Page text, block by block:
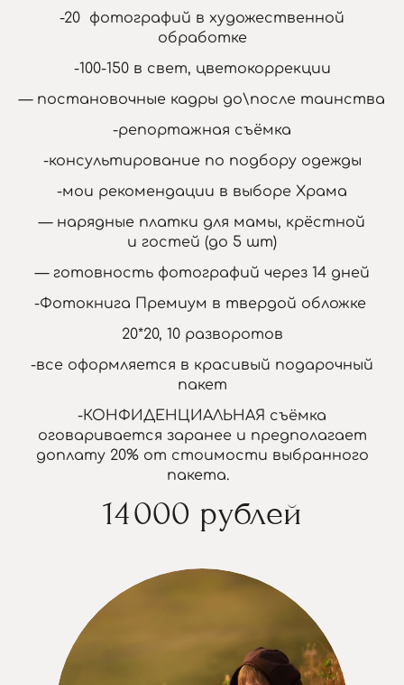
-20 фотографий в художественной
обработке
-100-150 в свет, цветокоррекции
— постановочные кадры до\после таинства
-репортажная съёмка
-консультирование по подбору одежды
-мои рекомендации в выборе Храма
— нарядные платки для мамы, крёстной
и гостей (до 5 шт)
— готовность фотографий через 14 дней
-Фотокнига Премиум в твердой обложке
20*20, 10 разворотов
-все оформляется в красивый подарочный
пакет
-КОНФИДЕНЦИАЛЬНАЯ съёмка
оговаривается заранее и предполагает
доплату 20% от стоимости выбранного
пакета.
14 000 рублей